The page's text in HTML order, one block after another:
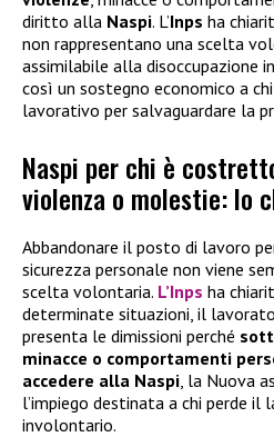
diritto alla Naspi. L’Inps ha
non rappresentano una scelta
assimilabile alla disoccupazione
così un sostegno economico a
lavorativo per salvaguardare la
Naspi per chi è
violenza o molestie: lo
Abbandonare il posto di lavoro
sicurezza personale non viene
scelta volontaria. L’Inps ha
determinate situazioni, il
presenta le dimissioni perché
minacce o comportamenti
accedere alla Naspi , la Nuova
l’impiego destinata a chi perde il
involontario.